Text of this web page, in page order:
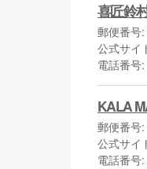
喜匠鈴
郵便番号
公式サイ
電話番号
KALA
郵便番号
公式サイ
電話番号